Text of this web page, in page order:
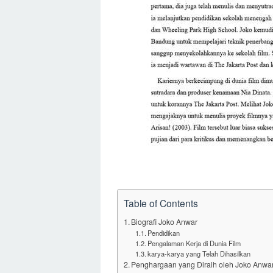
Table of Contents
Biografi Joko Anwar
Pendidikan
Pengalaman Kerja di Dunia Film
karya-karya yang Telah Dihasilkan
Penghargaan yang Diraih oleh Joko